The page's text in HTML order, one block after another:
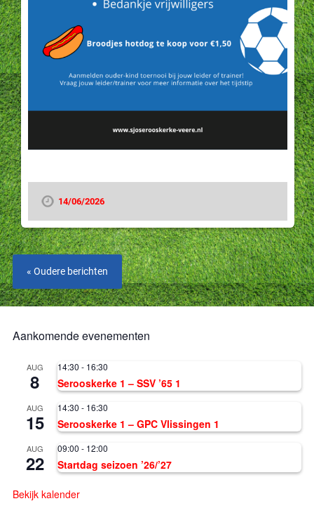
14/06/2026
« Oudere berichten
Aankomende evenementen
AUG
8
14:30 - 16:30
Serooskerke 1 – SSV ’65 1
AUG
15
14:30 - 16:30
Serooskerke 1 – GPC Vlissingen 1
AUG
22
09:00 - 12:00
Startdag seizoen ’26/’27
Bekijk kalender